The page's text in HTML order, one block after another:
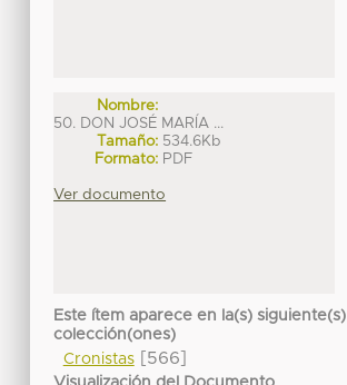
Nombre:
50. DON JOSÉ MARÍA ...
Tamaño: 534.6Kb
Formato: PDF
Ver documento
Este ítem aparece en la(s) siguiente(s)
colección(ones)
Cronistas[566]